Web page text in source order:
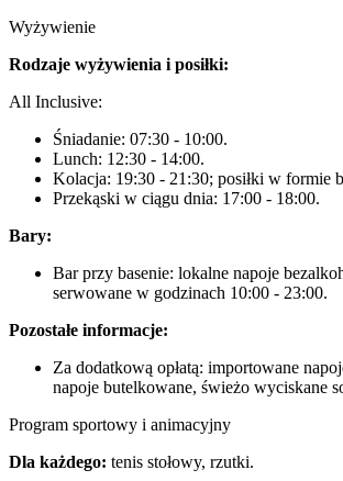
Wyżywienie
Rodzaje wyżywienia i posiłki:
All Inclusive:
Śniadanie: 07:30 - 10:00.
Lunch: 12:30 - 14:00.
Kolacja: 19:30 - 21:30; posiłki w formie
Przekąski w ciągu dnia: 17:00 - 18:00.
Bary:
Bar przy basenie: lokalne napoje
serwowane w godzinach 10:00 - 23:00.
Pozostałe informacje:
Za dodatkową opłatą: importowane
napoje butelkowane, świeżo wyciskane
Program sportowy i animacyjny
Dla każdego: tenis stołowy, rzutki.